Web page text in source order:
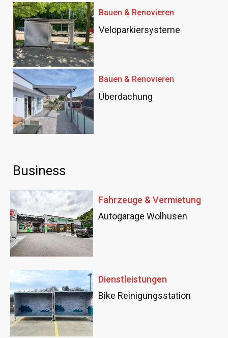
Bauen & Renovieren
Veloparkiersysteme
Bauen & Renovieren
Überdachung
Business
Fahrzeuge & Vermietung
Autogarage Wolhusen
Dienstleistungen
Bike Reinigungsstation